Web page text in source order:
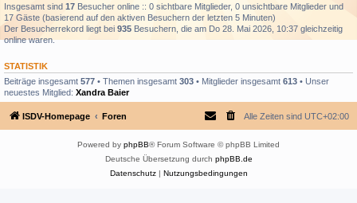
Insgesamt sind 17 Besucher online :: 0 sichtbare Mitglieder, 0 unsichtbare Mitglieder und
17 Gäste (basierend auf den aktiven Besuchern der letzten 5 Minuten)
Der Besucherrekord liegt bei 935 Besuchern, die am Do 28. Mai 2026, 10:37 gleichzeitig
online waren.
STATISTIK
Beiträge insgesamt 577 • Themen insgesamt 303 • Mitglieder insgesamt 613 • Unser
neuestes Mitglied: Xandra Baier
ISDV-Homepage Foren Alle Zeiten sind UTC+02:00
Powered by phpBB® Forum Software © phpBB Limited
Deutsche Übersetzung durch phpBB.de
Datenschutz| Nutzungsbedingungen